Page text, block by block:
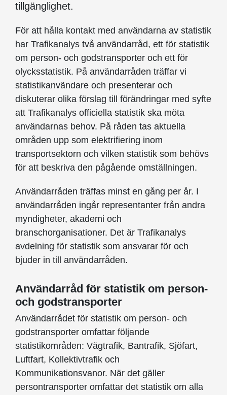
tillgänglighet.
För att hålla kontakt med användarna av statistik
har Trafikanalys två användarråd, ett för statistik
om person- och godstransporter och ett för
olycksstatistik. På användarråden träffar vi
statistikanvändare och presenterar och
diskuterar olika förslag till förändringar med syfte
att Trafikanalys officiella statistik ska möta
användarnas behov. På råden tas aktuella
områden upp som elektrifiering inom
transportsektorn och vilken statistik som behövs
för att beskriva den pågående omställningen.
Användarråden träffas minst en gång per år. I
användarråden ingår representanter från andra
myndigheter, akademi och
branschorganisationer. Det är Trafikanalys
avdelning för statistik som ansvarar för och
bjuder in till användarråden.
Användarråd för statistik om person-
och godstransporter
Användarrådet för statistik om person- och
godstransporter omfattar följande
statistikområden: Vägtrafik, Bantrafik, Sjöfart,
Luftfart, Kollektivtrafik och
Kommunikationsvanor. När det gäller
persontransporter omfattar det statistik om alla